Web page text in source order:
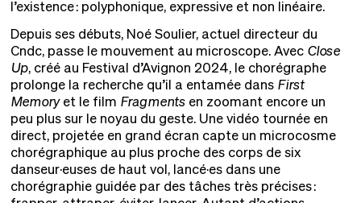
l’existence : polyphonique, expressive et non linéaire.
Depuis ses débuts, Noé Soulier, actuel directeur du
Cndc, passe le mouvement au microscope. Avec Close
Up, créé au Festival d’Avignon 2024, le chorégraphe
prolonge la recherche qu’il a entamée dans First
Memoryet le film Fragmentsen zoomant encore un
peu plus sur le noyau du geste. Une vidéo tournée en
direct, projetée en grand écran capte un microcosme
chorégraphique au plus proche des corps de six
danseur·euses de haut vol, lancé·es dans une
chorégraphie guidée par des tâches très précises :